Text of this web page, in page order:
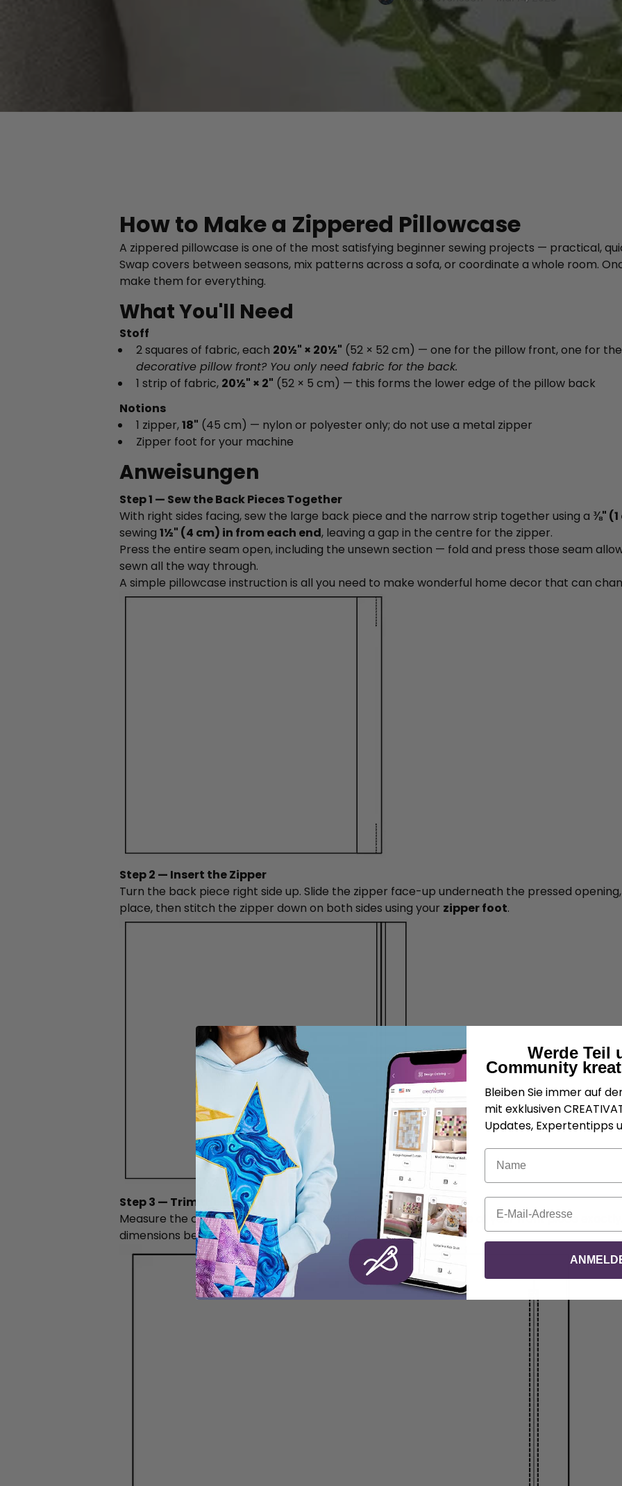
How to Make a Zippered Pillowcase
A zippered pillowcase is one of the most satisfying beginner sewing projects — practical,
Swap covers between seasons, mix patterns across a sofa, or coordinate a whole room.
make them for everything.
What You'll Need
Stoff
2 squares of fabric, each 20½" × 20½" (52 × 52 cm) — one for the pillow front, one for
decorative pillow front? You only need fabric for the back.
1 strip of fabric, 20½" × 2" (52 × 5 cm) — this forms the lower edge of the pillow back
Notions
1 zipper,18" (45 cm) — nylon or polyester only; do not use a metal zipper
Zipper foot for your machine
Anweisungen
Step 1 — Sew the Back Pieces Together
With right sides facing, sew the large back piece and the narrow strip together using a ⅜"
sewing 1½" (4 cm) in from each end, leaving a gap in the centre for the zipper.
Press the entire seam open, including the unsewn section — fold and press those seam
sewn all the way through.
A simple pillowcase instruction is all you need to make wonderful home decor that can
Step 2 — Insert the Zipper
Turn the back piece right side up. Slide the zipper face-up underneath the pressed
place, then stitch the zipper down on both sides using your zipper foot.
Step 3 — Trim the Back to Size
Measure the completed back piece and trim it to match the size of your front piece
dimensions before you sew them together.
Werde Teil
Community
Bleiben Sie immer auf
mit exklusiven
Updates, Expertentipps
Name
E-Mail